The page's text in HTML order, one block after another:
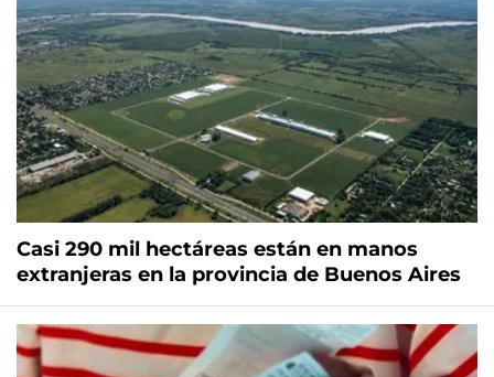
Casi 290 mil hectáreas están en manos
extranjeras en la provincia de Buenos Aires